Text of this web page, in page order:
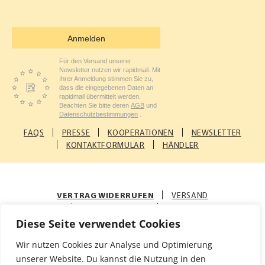
Diese Seite verwendet Cookies
Wir nutzen Cookies zur Analyse und Optimierung
unserer Website. Du kannst die Nutzung in den
Anmelden
Für den Versand unserer
Newsletter nutzen wir rapidmail. Mit
Ihrer Anmeldung stimmen Sie zu,
dass die eingegebenen Daten an
rapidmail übermittelt werden.
Beachten Sie bitte deren AGB und
Datenschutzbestimmungen
FAQS PRESSE KOOPERATIONEN
NEWSLETTER
KONTAKTFORMULAR
HÄNDLER
VERTRAG WIDERRUFEN
VERSAND
Impressum
Datenschutz